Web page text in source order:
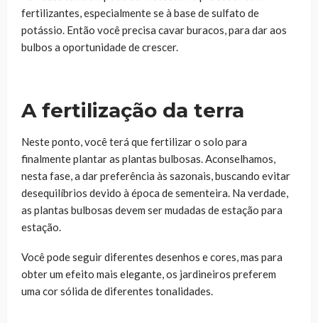
fertilizantes, especialmente se à base de sulfato de
potássio. Então você precisa cavar buracos, para dar aos
bulbos a oportunidade de crescer.
A fertilização da terra
Neste ponto, você terá que fertilizar o solo para
finalmente plantar as plantas bulbosas. Aconselhamos,
nesta fase, a dar preferência às sazonais, buscando evitar
desequilíbrios devido à época de sementeira. Na verdade,
as plantas bulbosas devem ser mudadas de estação para
estação.
Você pode seguir diferentes desenhos e cores, mas para
obter um efeito mais elegante, os jardineiros preferem
uma cor sólida de diferentes tonalidades.